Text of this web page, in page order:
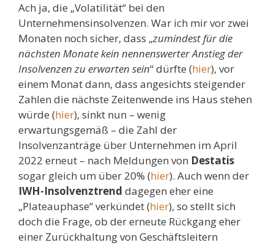
Ach ja, die „Volatilität“ bei den
Unternehmensinsolvenzen. War ich mir vor zwei
Monaten noch sicher, dass „zumindest für die
nächsten Monate kein nennenswerter Anstieg der
Insolvenzen zu erwarten sein“ dürfte (hier), vor
einem Monat dann, dass angesichts steigender
Zahlen die nächste Zeitenwende ins Haus stehen
würde (hier), sinkt nun – wenig
erwartungsgemäß – die Zahl der
Insolvenzanträge über Unternehmen im April
2022 erneut – nach Meldungen von Destatis
sogar gleich um über 20% (hier). Auch wenn der
IWH-Insolvenztrend dagegen eher eine
„Plateauphase“ verkündet (hier), so stellt sich
doch die Frage, ob der erneute Rückgang eher
einer Zurückhaltung von Geschäftsleitern